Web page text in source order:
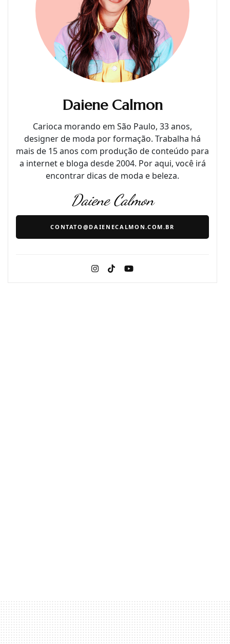
Daiene Calmon
Carioca morando em São Paulo, 33 anos,
designer de moda por formação. Trabalha há
mais de 15 anos com produção de conteúdo para
a internet e bloga desde 2004. Por aqui, você irá
encontrar dicas de moda e beleza.
Daiene Calmon
CONTATO@DAIENECALMON.COM.BR